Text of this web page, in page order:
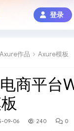
登录
Axure作品 Axure模板
商平台
09-06 240 0